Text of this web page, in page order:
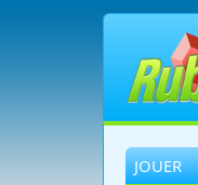
JOUER